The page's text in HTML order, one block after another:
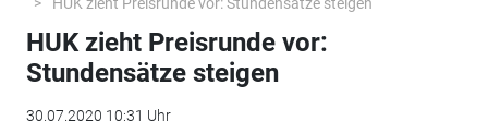
HUK zieht Preisrunde vor:
Stundensätze steigen
30.07.2020 10:31 Uhr